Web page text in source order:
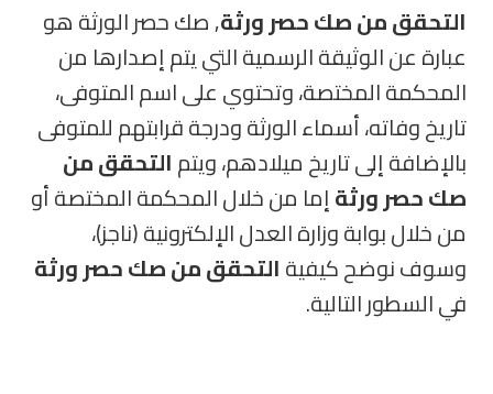
التحقق من صك حصر ورثة, صك حصر الورثة هو
عبارة عن الوثيقة الرسمية التي يتم إصدارها من
المحكمة المختصة، وتحتوي على اسم المتوفى،
تاريخ وفاته، أسماء الورثة ودرجة قرابتهم للمتوفى
بالإضافة إلى تاريخ ميلادهم، ويتمالتحقق من
صك حصر ورثةإما من خلال المحكمة المختصة أو
من خلال بوابة وزارة العدل الإلكترونية (ناجز)،
وسوف نوضح كيفيةالتحقق من صك حصر ورثة
في السطور التالية.